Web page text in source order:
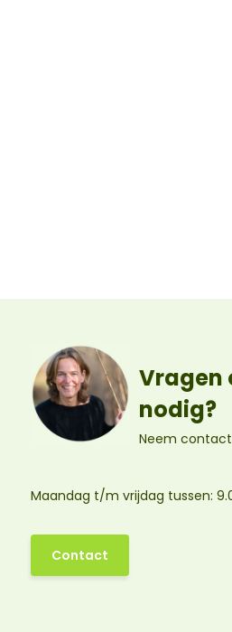
Vragen
nodig?
Neem
Maandag t/m vrijdag tussen:
Contact